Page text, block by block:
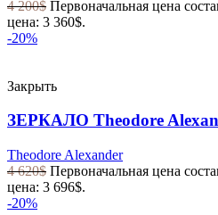
4 200$ Первоначальная цена
цена: 3 360$.
-20%
Закрыть
ЗЕРКАЛО Theodore
Theodore Alexander
4 620$ Первоначальная цена
цена: 3 696$.
-20%